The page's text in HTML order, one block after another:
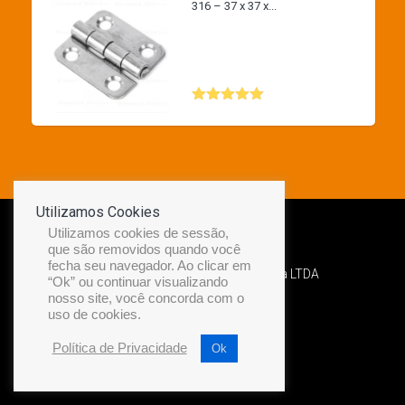
316 – 37 x 37 x...
5.00
Desenvolvido por Diamond Náutica LTDA
Utilizamos Cookies
Utilizamos cookies de sessão,
que são removidos quando você
fecha seu navegador. Ao clicar em
“Ok” ou continuar visualizando
nosso site, você concorda com o
uso de cookies.
Política de Privacidade Ok